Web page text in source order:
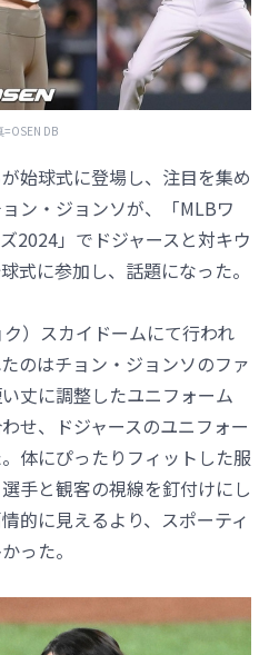
=OSEN DB
始球式に登場し、注目を集め
ン・ジョンソが、「MLBワ
2024」でドジャースと対キウ
式に参加し、話題になった。
）スカイドームにて行われ
のはチョン・ジョンソのファ
丈に調整したユニフォーム
せ、ドジャースのユニフォー
体にぴったりフィットした服
手と観客の視線を釘付けにし
的に見えるより、スポーティ
った。